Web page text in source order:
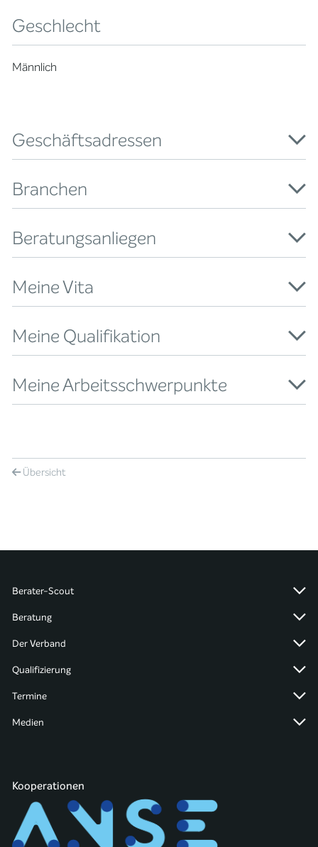
Geschlecht
Männlich
Geschäftsadressen
Branchen
Beratungsanliegen
Meine Vita
Meine Qualifikation
Meine Arbeitsschwerpunkte
Übersicht
Berater-Scout
Beratung
Der Verband
Qualifizierung
Termine
Medien
Kooperationen